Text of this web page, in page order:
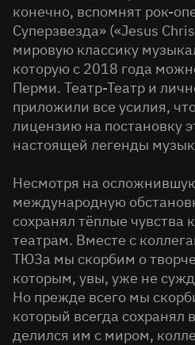
конечно, вспомнят рок-
Суперзвезда» («Jesus
мировую классику
которую с 2018 года
Перми. Театр-Театр и
приложили все усилия,
лицензию на постановку
настоящей легенды
Несмотря на
международную
сохранял тёплые чувства
театрам. Вместе с
ТЮЗа мы скорбим о
которым, увы, уже не
Но прежде всего мы
который всегда сохранял
делился им с миром,